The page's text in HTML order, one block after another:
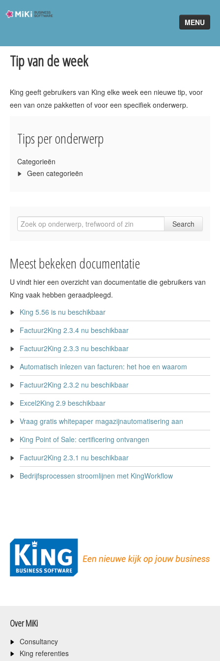
MENU
Software
Home
Telefonie
Partners
Tip van de week
King geeft gebruikers van King elke week een nieuwe tip, voor
een van onze pakketten of voor een specifiek onderwerp.
Tips per onderwerp
Categorieën
Geen categorieën
Meest bekeken documentatie
U vindt hier een overzicht van documentatie die gebruikers van
King vaak hebben geraadpleegd.
King 5.56 is nu beschikbaar
Factuur2King 2.3.4 nu beschikbaar
Factuur2King 2.3.3 nu beschikbaar
Automatisch inlezen van facturen: het hoe en waarom
Factuur2King 2.3.2 nu beschikbaar
Excel2King 2.9 beschikbaar
Vraag gratis whitepaper magazijnautomatisering aan
King Point of Sale: certificering ontvangen
Factuur2King 2.3.1 nu beschikbaar
Bedrijfsprocessen stroomlijnen met KingWorkflow
Over MiKi
Consultancy
King referenties